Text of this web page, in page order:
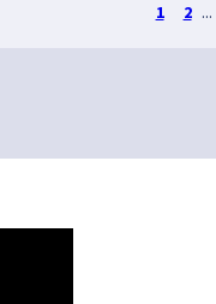
1 2 ...